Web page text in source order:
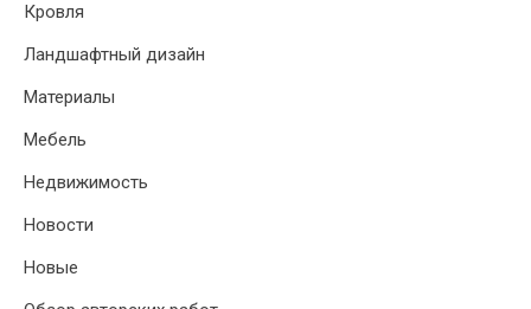
Кровля
Ландшафтный дизайн
Материалы
Мебель
Недвижимость
Новости
Новые